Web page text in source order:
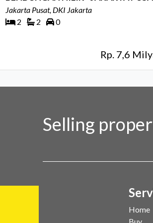
Jakarta Pusat, DKI Jakarta
2
2 0
Rp. 7,6
Selling
Home